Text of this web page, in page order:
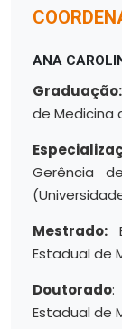
ANA
Graduação:
de Medicina
Gerência
Mestrado:
Estadual de
Doutorado:
Estadual de